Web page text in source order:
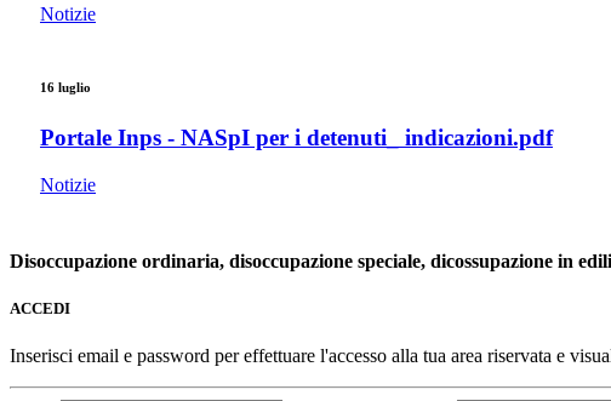
Notizie
16 luglio
Portale Inps - NASpI per i detenuti_ indicazioni.pdf
Notizie
Disoccupazione ordinaria, disoccupazione speciale, dicossupazione in
ACCEDI
Inserisci email e password per effettuare l'accesso alla tua area riservata e